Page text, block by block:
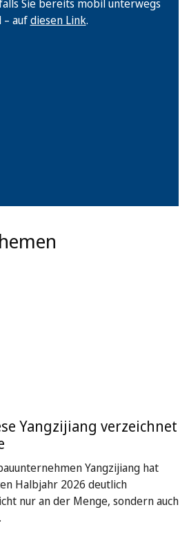
Sie bereits mobil unterwegs
– aufdiesen Link.
Yangzijiang verzeichnet
Yangzijiang hat
Halbjahr 2026 deutlich
nur an der Menge, sondern auch